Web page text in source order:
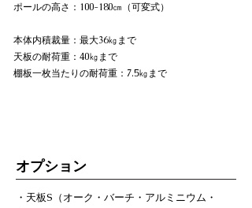
ポールの高さ：100-180㎝（可変式）
本体内積裁量：最大36㎏まで
天板の耐荷重：40㎏まで
棚板一枚当たりの耐荷重：7.5㎏まで
オプション
・天板S（オーク・バーチ・アルミニウム・